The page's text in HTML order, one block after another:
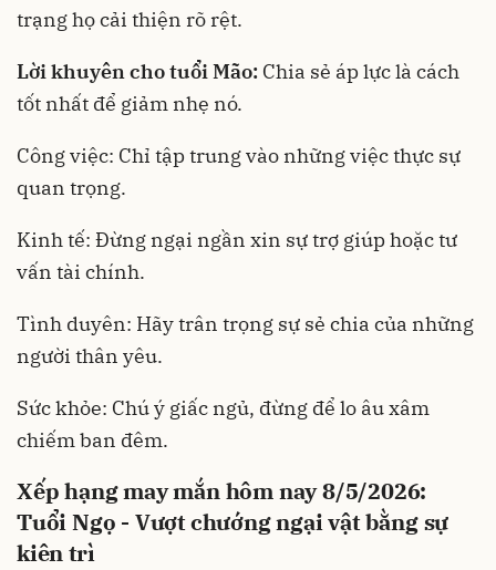
trạng họ cải thiện rõ rệt.
Lời khuyên cho tuổi Mão: Chia sẻ áp lực là cách
tốt nhất để giảm nhẹ nó.
Công việc: Chỉ tập trung vào những việc thực sự
quan trọng.
Kinh tế: Đừng ngại ngần xin sự trợ giúp hoặc tư
vấn tài chính.
Tình duyên: Hãy trân trọng sự sẻ chia của những
người thân yêu.
Sức khỏe: Chú ý giấc ngủ, đừng để lo âu xâm
chiếm ban đêm.
Xếp hạng may mắn hôm nay 8/5/2026:
Tuổi Ngọ - Vượt chướng ngại vật bằng sự
kiên trì